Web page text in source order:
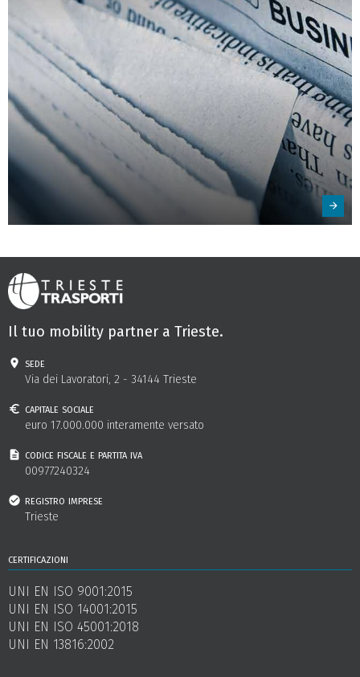
Il tuo mobility partner a Trieste.
sede
Via dei Lavoratori, 2 - 34144 Trieste
capitale sociale
euro 17.000.000 interamente versato
codice fiscale e partita iva
00977240324
registro imprese
Trieste
certificazioni
UNI EN ISO 9001:2015
UNI EN ISO 14001:2015
UNI EN ISO 45001:2018
UNI EN 13816:2002